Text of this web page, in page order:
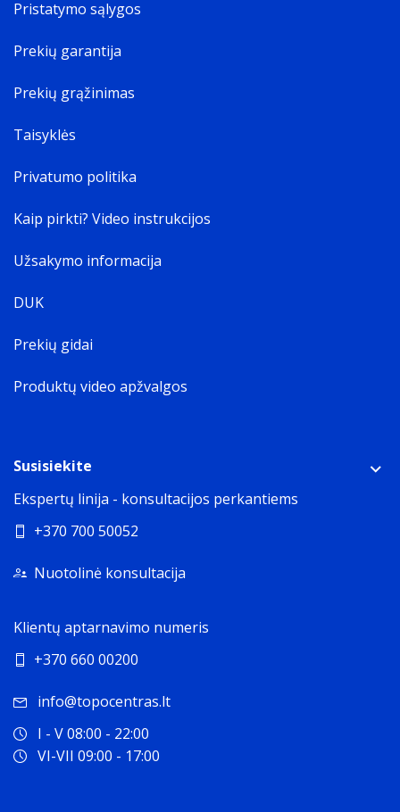
Pristatymo sąlygos
Prekių garantija
Prekių grąžinimas
Taisyklės
Privatumo politika
Kaip pirkti? Video instrukcijos
Užsakymo informacija
DUK
Prekių gidai
Produktų video apžvalgos
Susisiekite
Ekspertų linija - konsultacijos perkantiems
+370 700 50052
Nuotolinė konsultacija
Klientų aptarnavimo numeris
+370 660 00200
info@topocentras.lt
I - V 08:00 - 22:00
VI-VII 09:00 - 17:00